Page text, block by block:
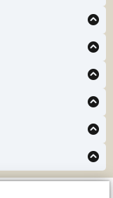
zou willen via